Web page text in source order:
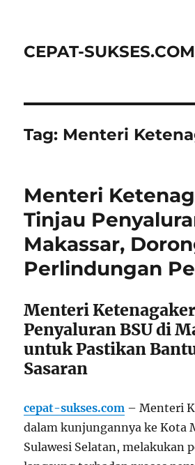
CEPAT-SUKSES.COM
Tag: Menteri
Menteri
Tinjau
Makassar,
Perlindungan
Menteri
Penyaluran BSU di
untuk Pastikan
Sasaran
cepat-sukses.com – Menteri
dalam kunjungannya ke Kota
Sulawesi Selatan, melakukan